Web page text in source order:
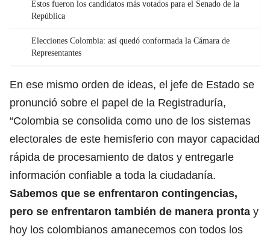
Estos fueron los candidatos más votados para el Senado de la
República
Elecciones Colombia: así quedó conformada la Cámara de
Representantes
En ese mismo orden de ideas, el jefe de Estado se
pronunció sobre el papel de la Registraduría,
“Colombia se consolida como uno de los sistemas
electorales de este hemisferio con mayor capacidad
rápida de procesamiento de datos y entregarle
información confiable a toda la ciudadanía.
Sabemos que se enfrentaron contingencias,
pero se enfrentaron también de manera pronta y
hoy los colombianos amanecemos con todos los